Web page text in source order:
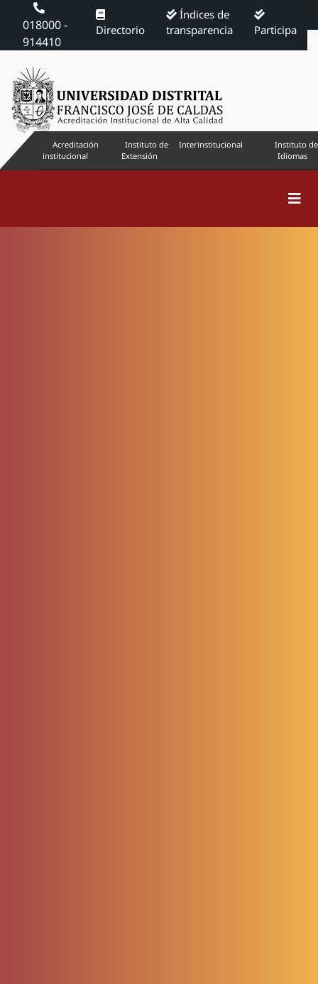
018000 -
914410
Directorio
Índices de
transparencia
Participa
Acreditación
institucional
Instituto de
Extensión
Interinstitucional
Instituto de
Idiomas